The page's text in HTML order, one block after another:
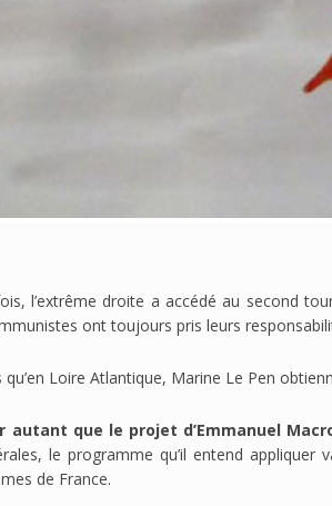
l’extrême droite a accédé au second
ont toujours pris leurs
Loire Atlantique, Marine Le Pen
autant que le projet d’Emmanuel
le programme qu’il entend
de France.